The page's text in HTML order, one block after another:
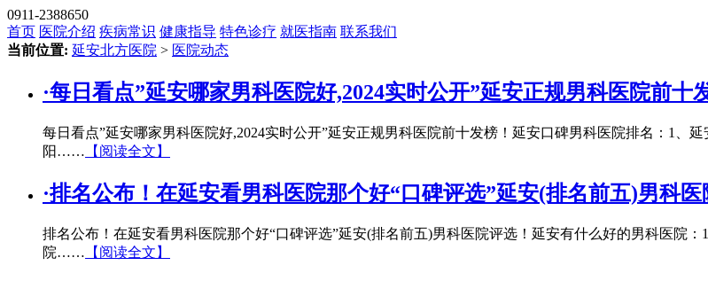
0911-2388650
首页 医院介绍 疾病常识 健康指导 特色诊疗 就医指南 联系我们
当前位置: 延安北方医院 > 医院动态
·每日看点”延安哪家男科医院好,2024实时公开”延安正规男科医院前十
每日看点”延安哪家男科医院好,2024实时公开”延安正规男科医院前十发榜！延安口碑男科医院排名：1、
阳…… 【阅读全文】
·排名公布！在延安看男科医院那个好“口碑评选”延安(排名前五)男科医
排名公布！在延安看男科医院那个好“口碑评选”延安(排名前五)男科医院评选！延安有什么好的男科医院
院…… 【阅读全文】